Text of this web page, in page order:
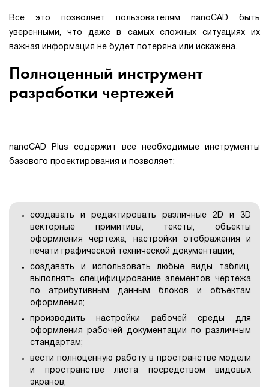
Все это позволяет пользователям nanoCAD быть
уверенными, что даже в самых сложных ситуациях их
важная информация не будет потеряна или искажена.
Полноценный инструмент
разработки чертежей
nanoCAD Plus содержит все необходимые инструменты
базового проектирования и позволяет:
создавать и редактировать различные 2D и 3D
векторные примитивы, тексты, объекты
оформления чертежа, настройки отображения и
печати графической технической документации;
создавать и использовать любые виды таблиц,
выполнять специфицирование элементов чертежа
по атрибутивным данным блоков и объектам
оформления;
производить настройки рабочей среды для
оформления рабочей документации по различным
стандартам;
вести полноценную работу в пространстве модели
и пространстве листа посредством видовых
экранов;